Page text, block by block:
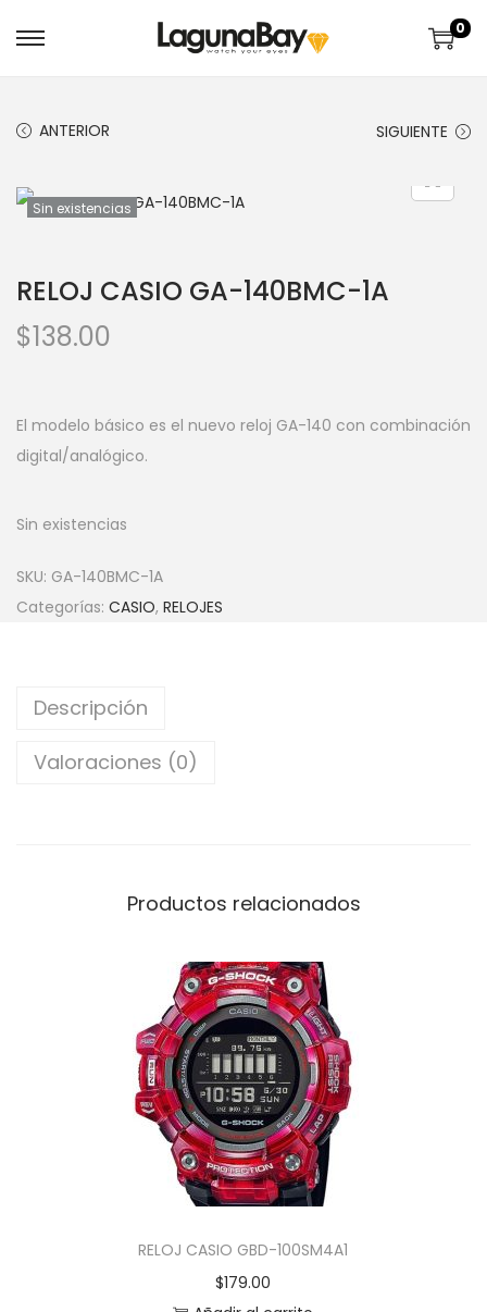
0
ANTERIOR SIGUIENTE
Sin existencias
RELOJ CASIO GA-140BMC-1A
$138.00
El modelo básico es el nuevo reloj GA-140 con combinación
digital/analógico.
Sin existencias
SKU: GA-140BMC-1A
Categorías: CASIO, RELOJES
Descripción
Valoraciones (0)
Productos relacionados
RELOJ CASIO GBD-100SM4A1
$179.00